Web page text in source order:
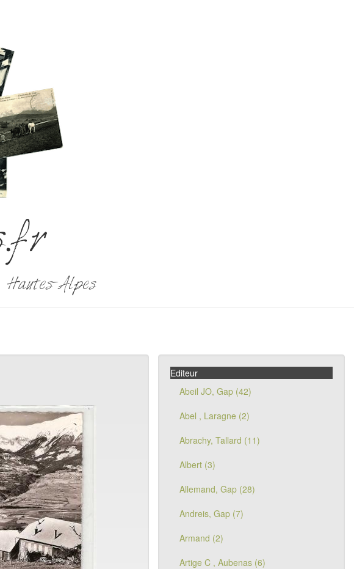
Alpes
Editeur
Abeil JO, Gap (42)
Abel , Laragne (2)
Abrachy, Tallard (11)
Albert (3)
Allemand, Gap (28)
Andreis, Gap (7)
Armand (2)
Artige C , Aubenas (6)